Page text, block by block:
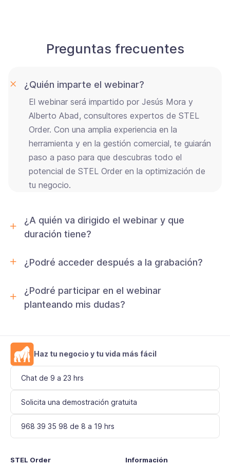
v
c
o
Preguntas frecuentes
¿Quién imparte el webinar?
El webinar será impartido por Jesús Mora y
Alberto Abad, consultores expertos de STEL
Order. Con una amplia experiencia en la
herramienta y en la gestión comercial, te guiarán
paso a paso para que descubras todo el
potencial de STEL Order en la optimización de
tu negocio.
¿A quién va dirigido el webinar y que
duración tiene?
¿Podré acceder después a la grabación?
¿Podré participar en el webinar
planteando mis dudas?
Haz tu negocio y tu vida más fácil
Chat de 9 a 23 hrs
Solicita una demostración gratuita
968 39 35 98 de 8 a 19 hrs
STEL Order Información